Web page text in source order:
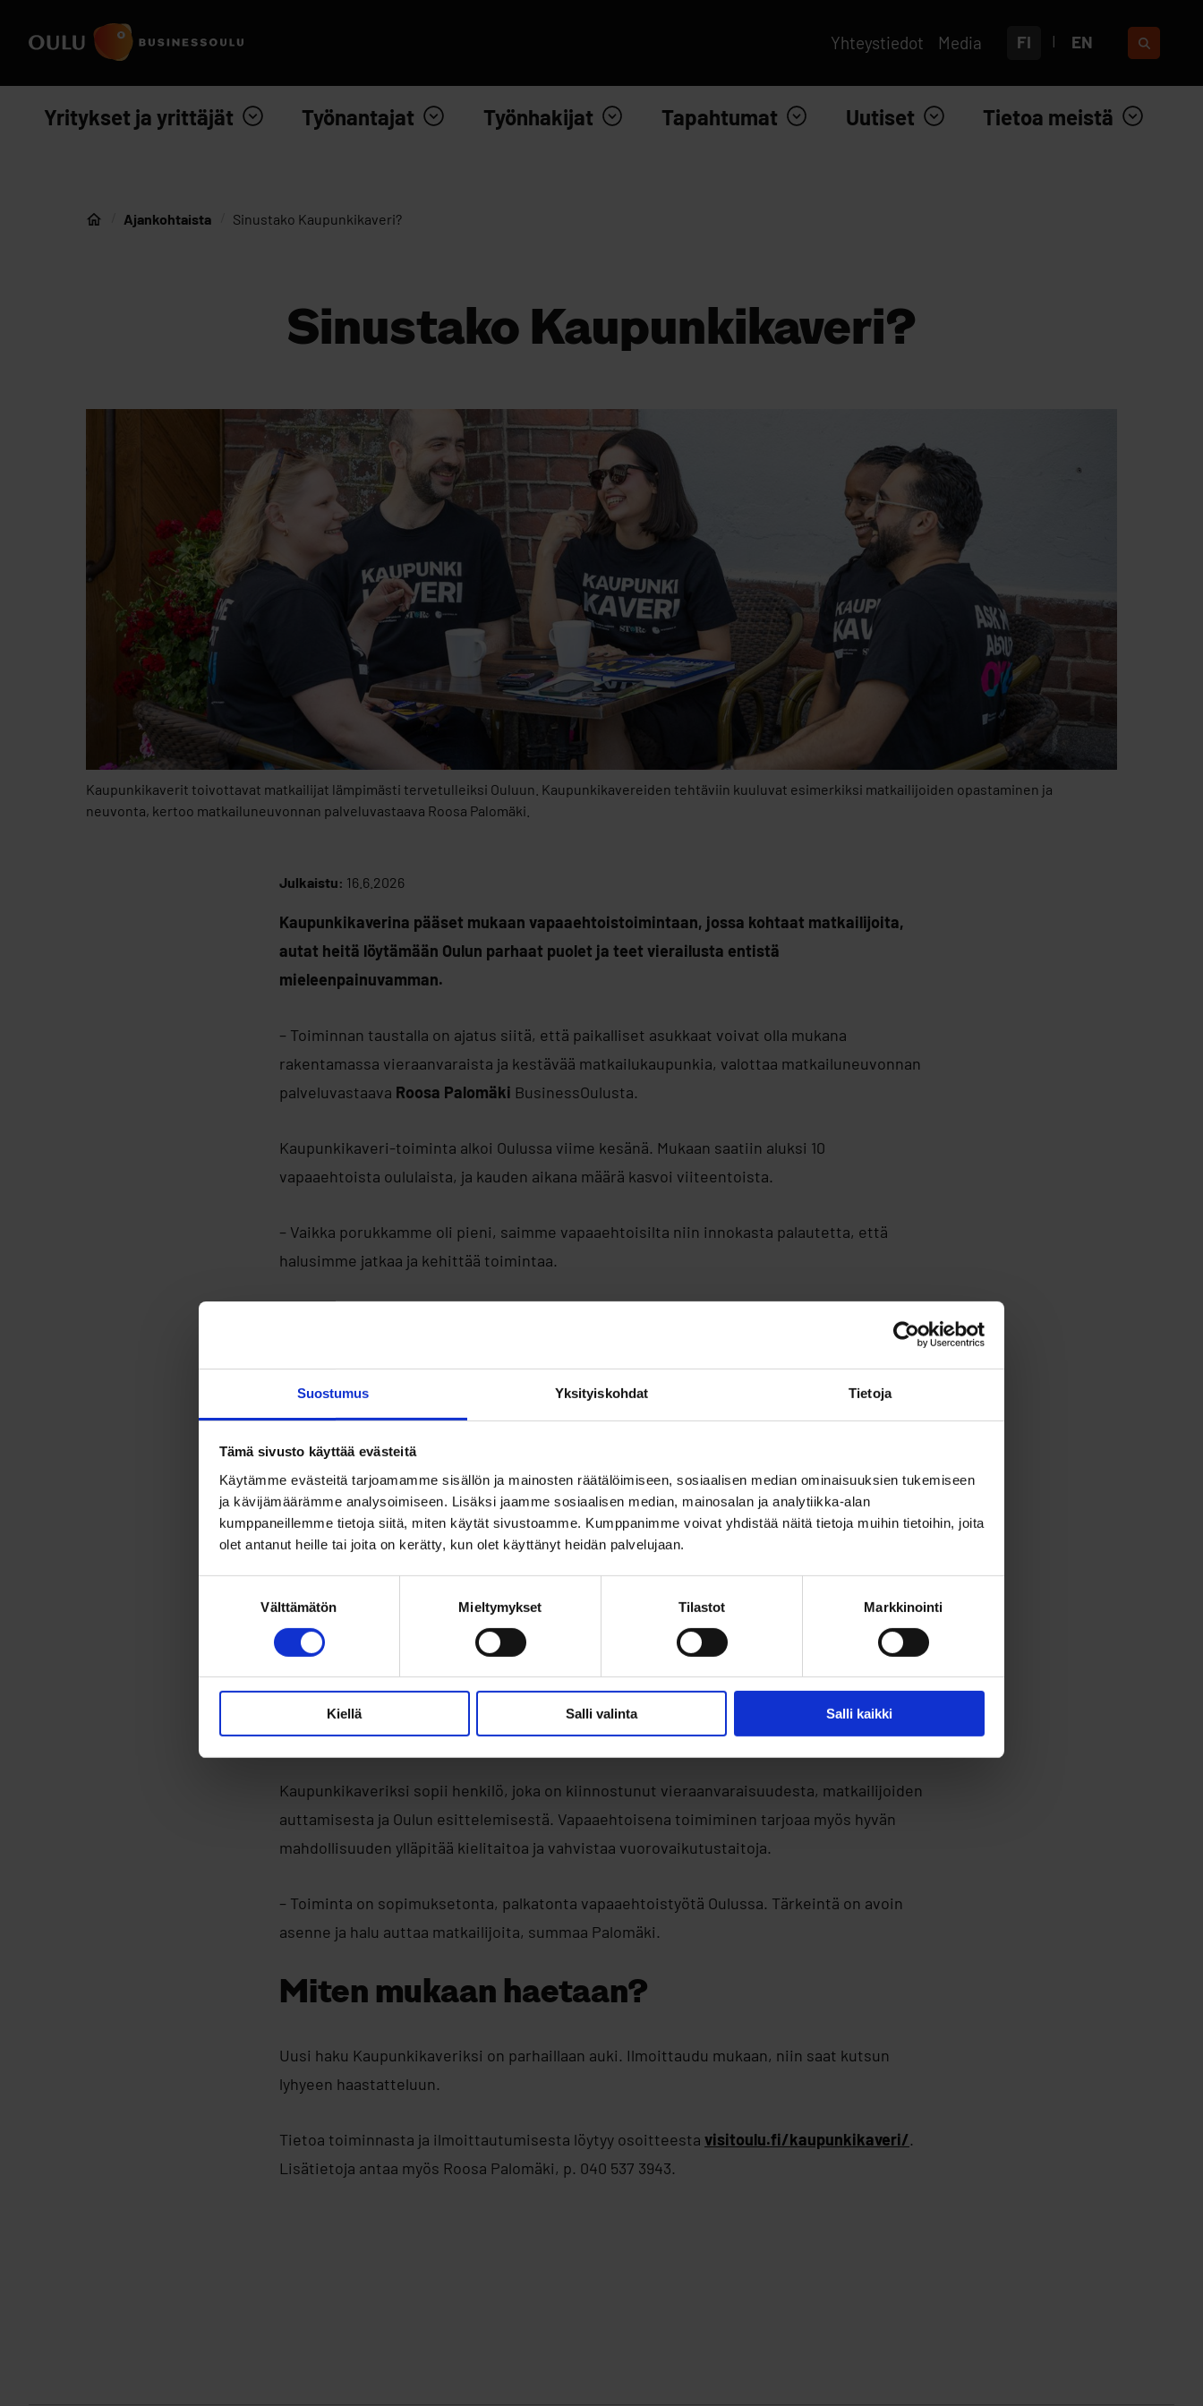
Suostumus Yksityiskohdat Tietoja
Tämä sivusto käyttää evästeitä
Käytämme evästeitä tarjoamamme sisällön ja mainosten räätälöimiseen, sosiaalisen median ominaisuuksien tukemiseen
ja kävijämäärämme analysoimiseen. Lisäksi jaamme sosiaalisen median, mainosalan ja analytiikka-alan
kumppaneillemme tietoja siitä, miten käytät sivustoamme. Kumppanimme voivat yhdistää näitä tietoja muihin tietoihin, joita
olet antanut heille tai joita on kerätty, kun olet käyttänyt heidän palvelujaan.
Välttämätön Mieltymykset Tilastot Markkinointi
Kiellä Salli valinta Salli kaikki
Yhteystiedot Media FI EN
Yritykset ja yrittäjät Työnantajat Työnhakijat Tapahtumat Uutiset Tietoa meistä
Etusivu
Ajankohtaista Sinustako Kaupunkikaveri?
Sinustako Kaupunkikaveri?
Kaupunkikaverit toivottavat matkailijat lämpimästi tervetulleiksi Ouluun. Kaupunkikavereiden tehtäviin kuuluvat esimerkiksi matkailijoiden opastaminen ja
neuvonta, kertoo matkailuneuvonnan palveluvastaava Roosa Palomäki.
Julkaistu: 16.6.2026
Kaupunkikaverina pääset mukaan vapaaehtoistoimintaan, jossa kohtaat matkailijoita,
autat heitä löytämään Oulun parhaat puolet ja teet vierailusta entistä
mieleenpainuvamman.
– Toiminnan taustalla on ajatus siitä, että paikalliset asukkaat voivat olla mukana
rakentamassa vieraanvaraista ja kestävää matkailukaupunkia, valottaa matkailuneuvonnan
palveluvastaava Roosa Palomäki BusinessOulusta.
Kaupunkikaveri-toiminta alkoi Oulussa viime kesänä. Mukaan saatiin aluksi 10
vapaaehtoista oululaista, ja kauden aikana määrä kasvoi viiteentoista.
– Vaikka porukkamme oli pieni, saimme vapaaehtoisilta niin innokasta palautetta, että
halusimme jatkaa ja kehittää toimintaa.
Kaupunkikaveri auttaa matkailijoita tutustumaan Ouluun paikallisen näkökulmasta. Kyse on
niin kutsutusta Meet a Local -toiminnasta, jossa matkailija voi kohdata paikallisen ihmisen
ja päästä lähemmäs matkakohteen arkea.
– Kaupunkikaverit liikkuvat kaupungilla omien aikataulujensa mukaan yksin tai yhdessä
toisen vapaaehtoisen kanssa. Heidät tunnistaa paidasta, jossa lukee ”Kaupunkikaveri – Ask
me about Oulu”.
Kaupunkikaverit ovat tavattavissa myös etukäteen sovituilla kohtaamispaikoilla sovittuina
aikoina. Tapaamispaikat ja ajat löytyvät Visit Oulun verkkosivuilta. Lisäksi Kaupunkikaverin
Kenelle toiminta sopii?
Kaupunkikaveriksi sopii henkilö, joka on kiinnostunut vieraanvaraisuudesta, matkailijoiden
auttamisesta ja Oulun esittelemisestä. Vapaaehtoisena toimiminen tarjoaa myös hyvän
mahdollisuuden ylläpitää kielitaitoa ja vahvistaa vuorovaikutustaitoja.
– Toiminta on sopimuksetonta, palkatonta vapaaehtoistyötä Oulussa. Tärkeintä on avoin
asenne ja halu auttaa matkailijoita, summaa Palomäki.
Miten mukaan haetaan?
Uusi haku Kaupunkikaveriksi on parhaillaan auki. Ilmoittaudu mukaan, niin saat kutsun
lyhyeen haastatteluun.
Tietoa toiminnasta ja ilmoittautumisesta löytyy osoitteesta visitoulu.fi/kaupunkikaveri/.
Lisätietoja antaa myös Roosa Palomäki, p. 040 537 3943.